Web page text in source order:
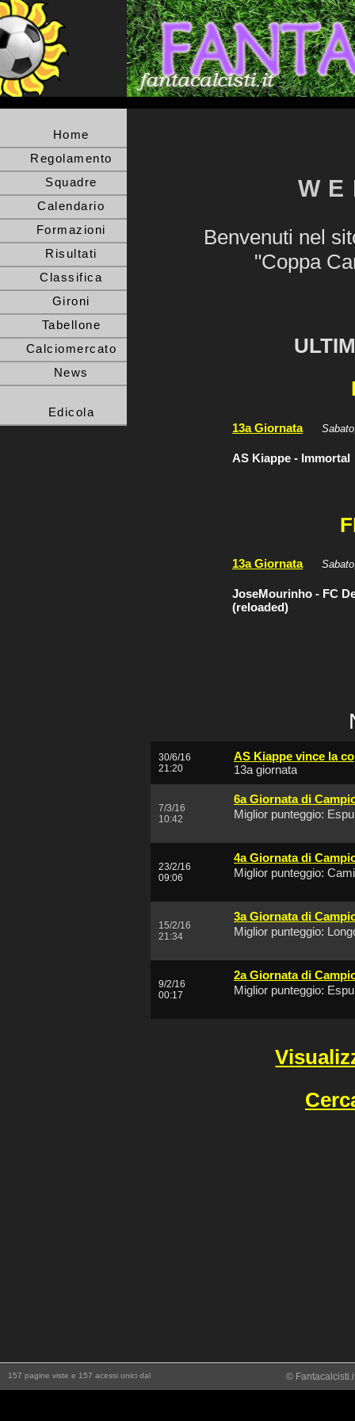
Home
Regolamento
Squadre
Calendario
Formazioni
Risultati
Classifica
Gironi
Tabellone
Calciomercato
News
Edicola
Benvenuti nel
"Coppa
13a Giornata
AS Kiappe - Immortal
13a Giornata
JoseMourinho - FC
(reloaded)
30/6/16
21:20
AS Kiappe vince la
13a giornata
7/3/16
10:42
6a Giornata di
Miglior punteggio:
23/2/16
09:06
4a Giornata di
Miglior punteggio:
15/2/16
21:34
3a Giornata di
Miglior punteggio:
9/2/16
00:17
2a Giornata di
Miglior punteggio:
157 pagine viste e 157 acessi unici dal ©